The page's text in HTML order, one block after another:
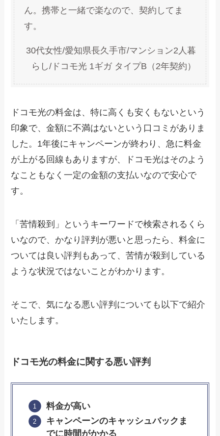
ん。携帯と一緒で楽なので、契約してま
す。
30代女性/愛知県長久手市/マンション2人暮
らし/ドコモ光 1ギガ タイプB（2年契約）
ドコモ光の料金は、特に高くも安くもないという
印象で、金額に不満はないという口コミがありま
した。1年後にキャンペーンが終わり、急に料金
が上がる回線もありますが、ドコモ光はそのよう
なこともなく一定の金額の支払いなので安心で
す。
「苦情殺到」というキーワードで検索されるくら
いなので、かなり評判が悪いと思ったら、料金に
ついては良い評判もあって、苦情が殺到している
ような状況ではないことがわかります。
そこで、気になる悪い評判についても以下で紹介
いたします。
ドコモ光の料金に関する悪い評判
料金が高い
キャンペーンのキャッシュバックま
でに時間がかかる